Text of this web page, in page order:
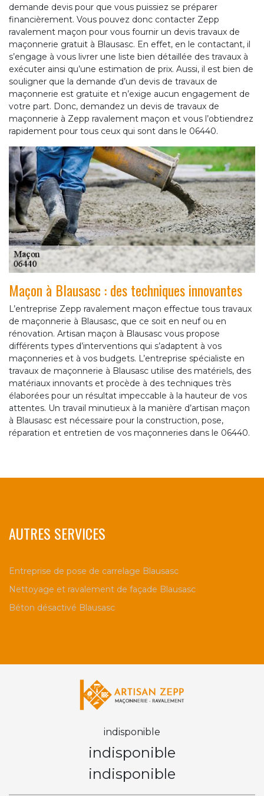
demande devis pour que vous puissiez se préparer
financièrement. Vous pouvez donc contacter Zepp
ravalement maçon pour vous fournir un devis travaux de
maçonnerie gratuit à Blausasc. En effet, en le contactant, il
s’engage à vous livrer une liste bien détaillée des travaux à
exécuter ainsi qu’une estimation de prix. Aussi, il est bien de
souligner que la demande d’un devis de travaux de
maçonnerie est gratuite et n’exige aucun engagement de
votre part. Donc, demandez un devis de travaux de
maçonnerie à Zepp ravalement maçon et vous l’obtiendrez
rapidement pour tous ceux qui sont dans le 06440.
Maçon à Blausasc : des techniques innovantes
L’entreprise Zepp ravalement maçon effectue tous travaux
de maçonnerie à Blausasc, que ce soit en neuf ou en
rénovation. Artisan maçon à Blausasc vous propose
différents types d’interventions qui s’adaptent à vos
maçonneries et à vos budgets. L’entreprise spécialiste en
travaux de maçonnerie à Blausasc utilise des matériels, des
matériaux innovants et procède à des techniques très
élaborées pour un résultat impeccable à la hauteur de vos
attentes. Un travail minutieux à la manière d’artisan maçon
à Blausasc est nécessaire pour la construction, pose,
réparation et entretien de vos maçonneries dans le 06440.
AUTRES SERVICES
Entreprise de pose de carrelage Blausasc
Nettoyage et ravalement de façade Blausasc
Béton désactivé Blausasc
indisponible
indisponible
indisponible